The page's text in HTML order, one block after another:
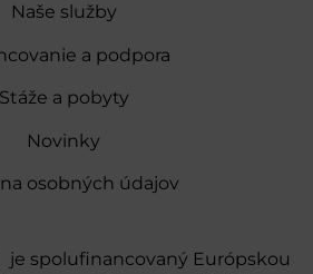
Naše služby
a podpora
Stáže a pobyty
Novinky
osobných údajov
je spolufinancovaný Európskou